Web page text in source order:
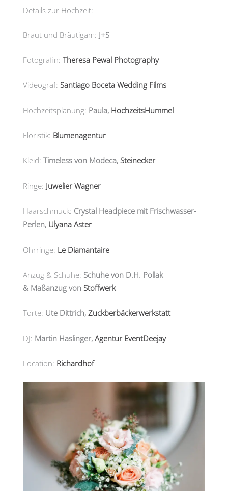
Details zur Hochzeit:
Braut und Bräutigam: J+S
Fotografin: Theresa Pewal Photography
Videograf: Santiago Boceta Wedding Films
Hochzeitsplanung: Paula, HochzeitsHummel
Floristik: Blumenagentur
Kleid: Timeless von Modeca, Steinecker
Ringe: Juwelier Wagner
Haarschmuck: Crystal Headpiece mit Frischwasser-
Perlen, Ulyana Aster
Ohrringe: Le Diamantaire
Anzug & Schuhe: Schuhe von D.H. Pollak
& Maßanzug von Stoffwerk
Torte: Ute Dittrich, Zuckberbäckerwerkstatt
DJ: Martin Haslinger, Agentur EventDeejay
Location: Richardhof